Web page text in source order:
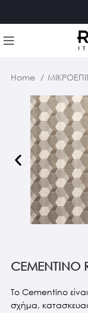
Home
CEMENTINO
Το Cementino
σχήμα,